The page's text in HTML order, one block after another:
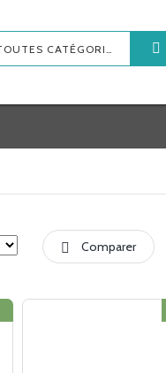
TOUTES CATÉGORIES
Comparer